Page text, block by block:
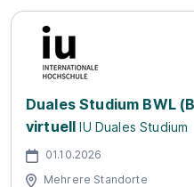
Duales Studium BWL
virtuell IU Duales Studium
01.10.2026
Mehrere Standorte